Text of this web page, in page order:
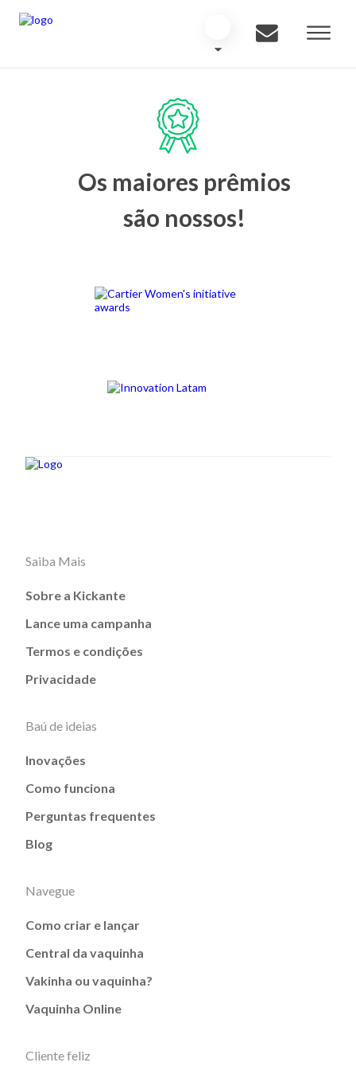
Os maiores prêmios
são nossos!
Saiba Mais
Sobre a Kickante
Lance uma campanha
Termos e condições
Privacidade
Baú de ideias
Inovações
Como funciona
Perguntas frequentes
Blog
Navegue
Como criar e lançar
Central da vaquinha
Vakinha ou vaquinha?
Vaquinha Online
Cliente feliz